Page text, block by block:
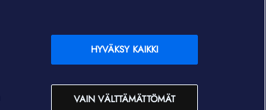
OmaElisa Self Service
Moving to Finland
Elisa Corporation
VAIN VÄLTTÄMÄTTÖMÄT
HYVÄKSY KAIKKI